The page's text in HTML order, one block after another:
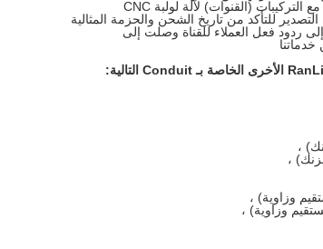
وزاوية) ،
وزاوية) ،